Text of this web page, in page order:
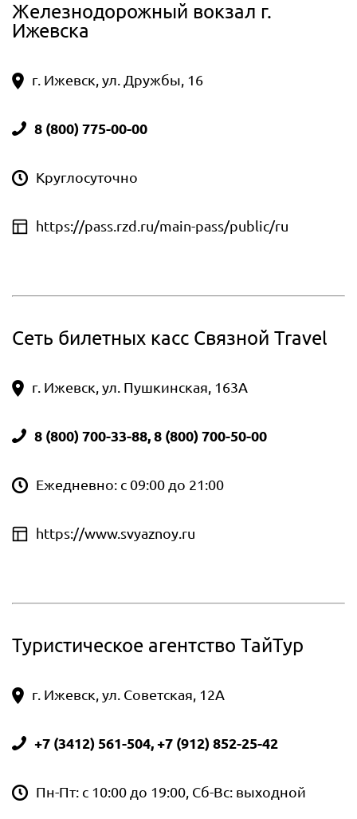
Железнодорожный вокзал г.
Ижевска
г. Ижевск, ул. Дружбы, 16
8 (800) 775-00-00
Круглосуточно
https://pass.rzd.ru/main-pass/public/ru
Сеть билетных касс Связной Travel
г. Ижевск, ул. Пушкинская, 163А
8 (800) 700-33-88, 8 (800) 700-50-00
Ежедневно: с 09:00 до 21:00
https://www.svyaznoy.ru
Туристическое агентство ТайТур
г. Ижевск, ул. Советская, 12А
+7 (3412) 561-504, +7 (912) 852-25-42
Пн-Пт: с 10:00 до 19:00, Сб-Вс: выходной